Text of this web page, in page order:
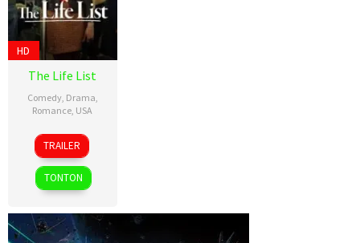
HD
The Life List
Comedy, Drama
Romance USA
27
Mar
2025
Adam
Brooks
TRAILER
TONTON